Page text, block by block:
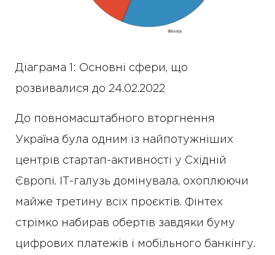
Діаграма 1: Основні сфери, що
розвивалися до 24.02.2022
До повномасштабного вторгнення
Україна була одним із найпотужніших
центрів стартап-активності у Східній
Європі. ІТ-галузь домінувала, охоплюючи
майже третину всіх проєктів. Фінтех
стрімко набирав обертів завдяки буму
цифрових платежів і мобільного банкінгу.